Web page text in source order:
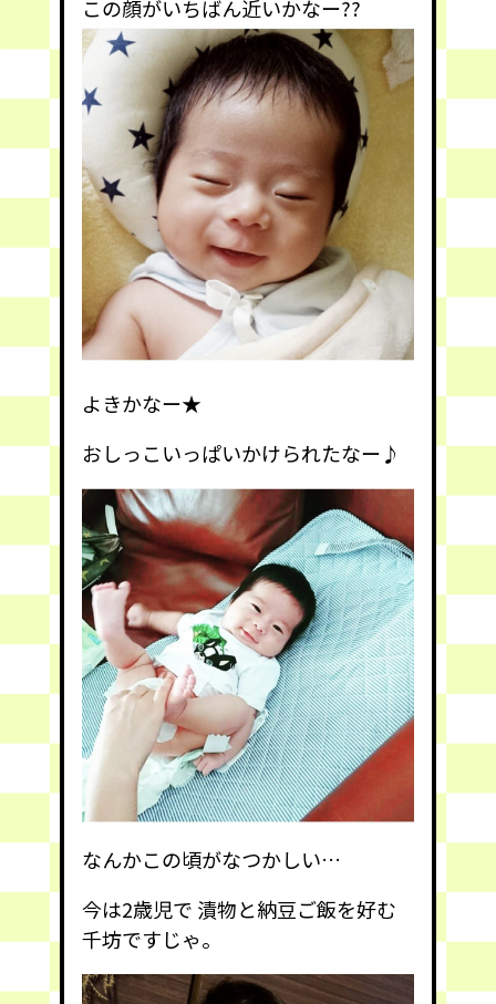
この顔がいちばん近いかなー??
よきかなー★
おしっこいっぱいかけられたなー♪
なんかこの頃がなつかしい…
今は2歳児で 漬物と納豆ご飯を好む
千坊ですじゃ。